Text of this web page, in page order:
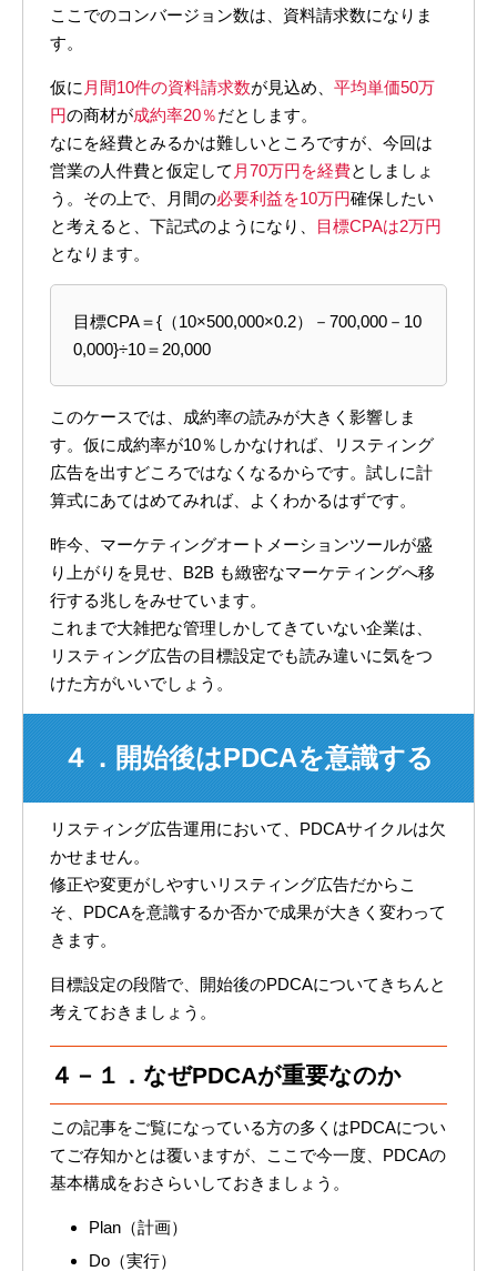
ここでのコンバージョン数は、資料請求数になりま
す。
仮に 月間10件の資料請求数が見込め、 平均単価50万
円の商材が成約率20％だとします。
なにを経費とみるかは難しいところですが、今回は
営業の人件費と仮定して 月70万円を経費としましょ
う。その上で、月間の必要利益を10万円確保したい
と考えると、下記式のようになり、
目標CPAは2万円
となります。
目標CPA＝{（10×500,000×0.2）－700,000－10
0,000}÷10＝20,000
このケースでは、成約率の読みが大きく影響しま
す。仮に成約率が10％しかなければ、リスティング
広告を出すどころではなくなるからです。試しに計
算式にあてはめてみれば、よくわかるはずです。
昨今、マーケティングオートメーションツールが盛
り上がりを見せ、B2B も緻密なマーケティングへ移
行する兆しをみせています。
これまで大雑把な管理しかしてきていない企業は、
リスティング広告の目標設定でも読み違いに気をつ
けた方がいいでしょう。
４．開始後はPDCAを意識する
リスティング広告運用において、PDCAサイクルは欠
かせません。
修正や変更がしやすいリスティング広告だからこ
そ、PDCAを意識するか否かで成果が大きく変わって
きます。
目標設定の段階で、開始後のPDCAについてきちんと
考えておきましょう。
４－１．なぜPDCAが重要なのか
この記事をご覧になっている方の多くはPDCAについ
てご存知かとは覆いますが、ここで今一度、PDCAの
基本構成をおさらいしておきましょう。
Plan（計画）
Do（実行）